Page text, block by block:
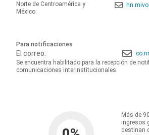
Norte de Centroamérica y
México:
Para notificaciones
El correo:
Se encuentra habilitado para la recepción de
comunicaciones interinstitucionales.
Más de
ingresos
destinan